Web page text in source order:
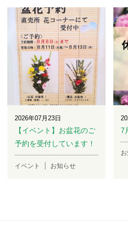
2026年07月23日
【イベント】お盆花のご
予約を受付しています！
イベント お知らせ
7